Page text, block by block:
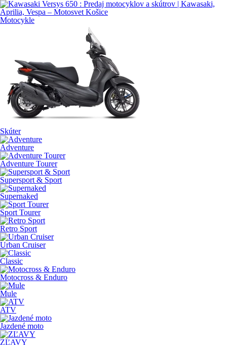
Motocykle
Skúter
Adventure
Adventure Tourer
Supersport & Sport
Supernaked
Sport Tourer
Retro Sport
Urban Cruiser
Classic
Motocross & Enduro
Mule
ATV
Jazdené moto
ZĽAVY